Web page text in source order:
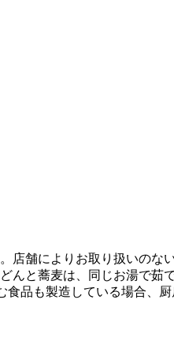
店舗によりお取り扱いのな
んと蕎麦は、同じお湯で
品も製造している場合、